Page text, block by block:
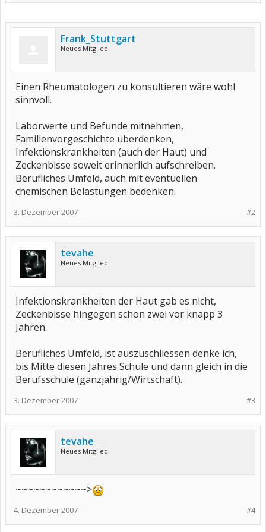
Frank_Stuttgart
Neues Mitglied
Einen Rheumatologen zu konsultieren wäre wohl
sinnvoll.
Laborwerte und Befunde mitnehmen,
Familienvorgeschichte überdenken,
Infektionskrankheiten (auch der Haut) und
Zeckenbisse soweit erinnerlich aufschreiben.
Berufliches Umfeld, auch mit eventuellen
chemischen Belastungen bedenken.
#2
3. Dezember 2007
tevahe
Neues Mitglied
Infektionskrankheiten der Haut gab es nicht,
Zeckenbisse hingegen schon zwei vor knapp 3
Jahren.
Berufliches Umfeld, ist auszuschliessen denke ich,
bis Mitte diesen Jahres Schule und dann gleich in die
Berufsschule (ganzjährig/Wirtschaft).
#3
3. Dezember 2007
tevahe
Neues Mitglied
~~~~~~~~~~~~>
#4
4. Dezember 2007